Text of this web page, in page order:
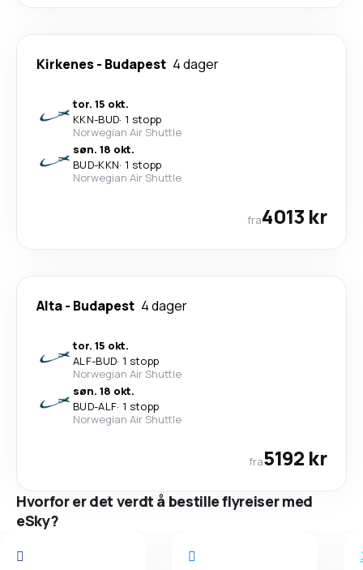
Kirkenes- Budapest 4 dager
tor. 15 okt.
KKN-BUD· 1 stopp
Norwegian Air Shuttle
søn. 18 okt.
BUD-KKN· 1 stopp
Norwegian Air Shuttle
fra4013 kr
Alta- Budapest 4 dager
tor. 15 okt.
ALF-BUD· 1 stopp
Norwegian Air Shuttle
søn. 18 okt.
BUD-ALF· 1 stopp
Norwegian Air Shuttle
fra5192 kr
Hvorfor er det verdt å bestille flyreiser med
eSky?